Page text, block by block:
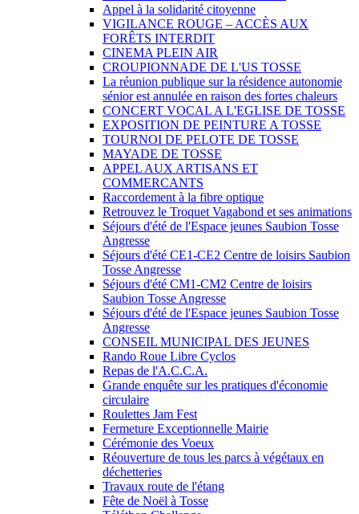
Appel à la solidarité citoyenne
VIGILANCE ROUGE – ACCÈS AUX
FORÊTS INTERDIT
CINEMA PLEIN AIR
CROUPIONNADE DE L'US TOSSE
La réunion publique sur la résidence autonomie
sénior est annulée en raison des fortes chaleurs
CONCERT VOCAL A L'EGLISE DE TOSSE
EXPOSITION DE PEINTURE A TOSSE
TOURNOI DE PELOTE DE TOSSE
MAYADE DE TOSSE
APPEL AUX ARTISANS ET
COMMERCANTS
Raccordement à la fibre optique
Retrouvez le Troquet Vagabond et ses animations
Séjours d'été de l'Espace jeunes Saubion Tosse
Angresse
Séjours d'été CE1-CE2 Centre de loisirs Saubion
Tosse Angresse
Séjours d'été CM1-CM2 Centre de loisirs
Saubion Tosse Angresse
Séjours d'été de l'Espace jeunes Saubion Tosse
Angresse
CONSEIL MUNICIPAL DES JEUNES
Rando Roue Libre Cyclos
Repas de l'A.C.C.A.
Grande enquête sur les pratiques d'économie
circulaire
Roulettes Jam Fest
Fermeture Exceptionnelle Mairie
Cérémonie des Voeux
Réouverture de tous les parcs à végétaux en
déchetteries
Travaux route de l'étang
Fête de Noël à Tosse